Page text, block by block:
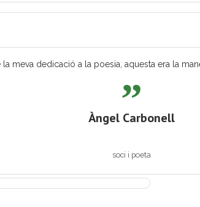
meva dedicació a la poesia, aquesta era la
Àngel Carbonell
soci i poeta